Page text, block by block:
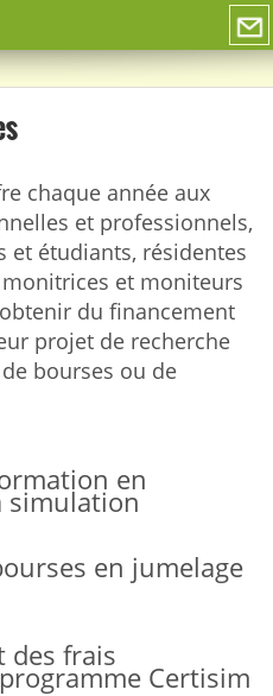
chaque année aux
et professionnels,
et étudiants, résidentes
et moniteurs
du financement
projet de recherche
bourses ou de
en
simulation
en jumelage
des frais
Certisim